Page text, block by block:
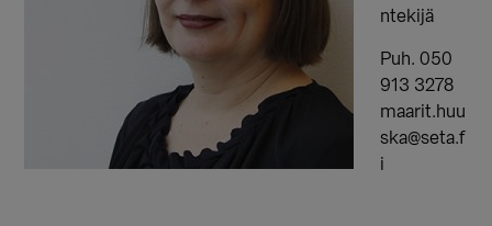
ntekijä
Puh. 050
913 3278
maarit.huu
ska@seta.f
i